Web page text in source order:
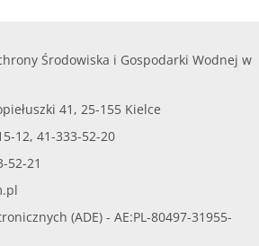
Środowiska i Gospodarki Wodnej w
41, 25-155 Kielce
12, 41-333-52-20
52-21
(ADE) - AE:PL-80497-31955-